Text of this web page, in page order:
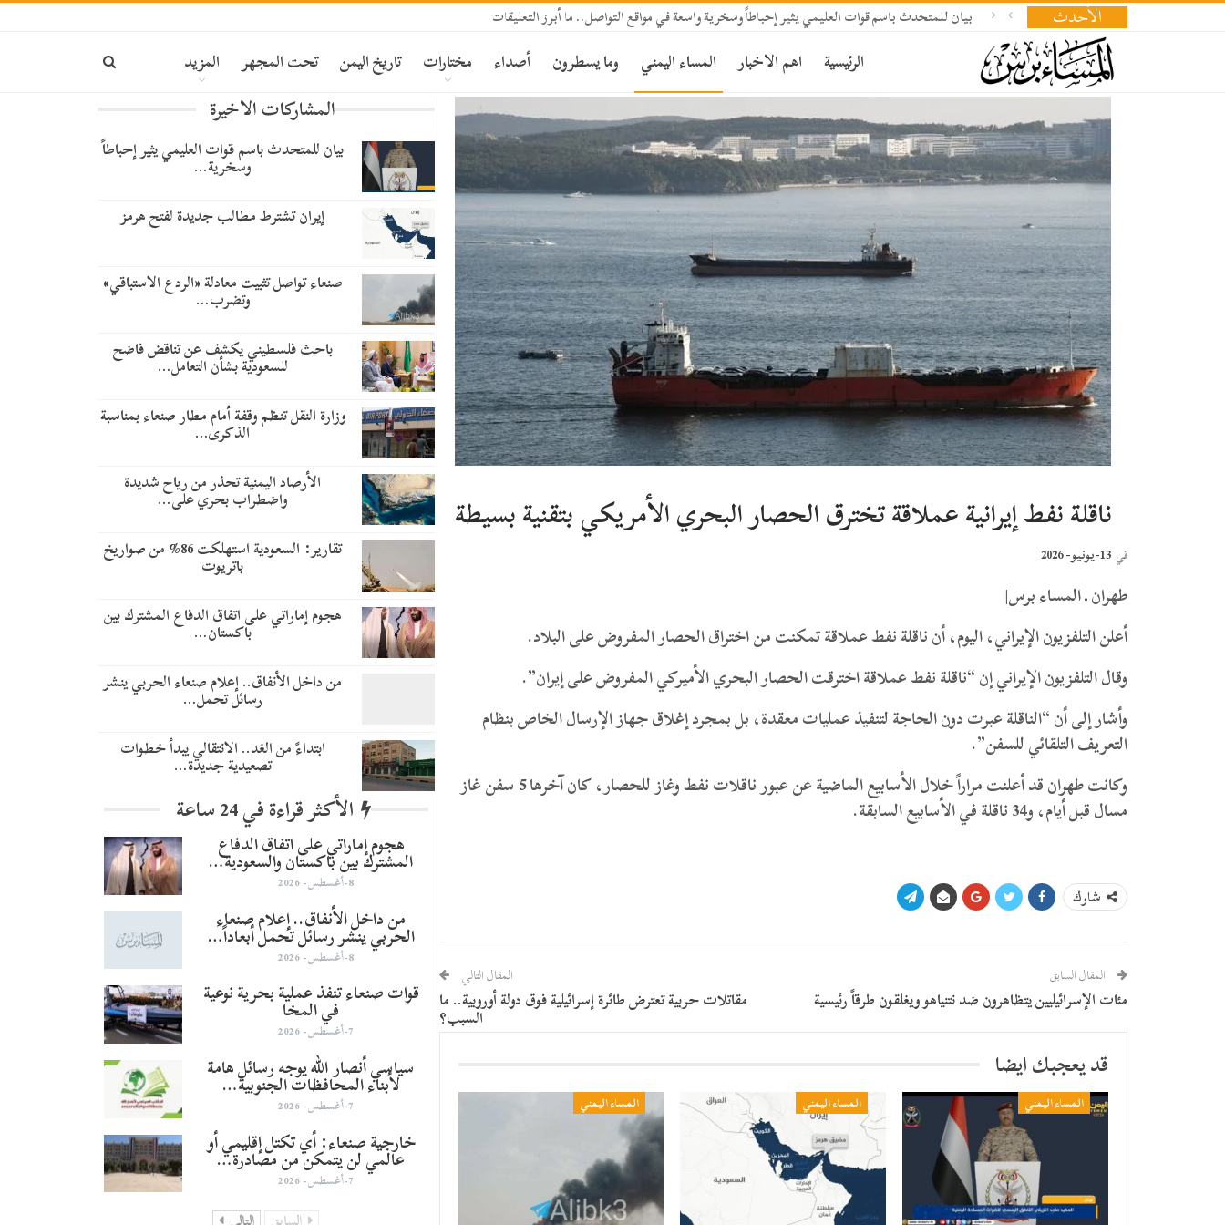
الأحدث بيان للمتحدث باسم قوات العليمي يثير إحباطاً وسخرية واسعة في مواقع التواصل.. ما أبرز التعليقات؟
الرئيسية اهم الاخبار المساء اليمني وما يسطرون أصداء مختارات تاريخ اليمن تحت المجهر المزيد
ناقلة نفط إيرانية عملاقة تخترق الحصار البحري الأمريكي بتقنية بسيطة
في 13-يونيو- 2026
طهران ـ المساء برس|
أعلن التلفزيون الإيراني، اليوم، أن ناقلة نفط عملاقة تمكنت من اختراق الحصار المفروض على البلاد.
وقال التلفزيون الإيراني إن “ناقلة نفط عملاقة اخترقت الحصار البحري الأميركي المفروض على إيران”.
وأشار إلى أن “الناقلة عبرت دون الحاجة لتنفيذ عمليات معقدة، بل بمجرد إغلاق جهاز الإرسال الخاص بنظام
التعريف التلقائي للسفن”.
وكانت طهران قد أعلنت مراراً خلال الأسابيع الماضية عن عبور ناقلات نفط وغاز للحصار، كان آخرها 5 سفن غاز
مسال قبل أيام، و34 ناقلة في الأسابيع السابقة.
شارك
المقال السابق
مئات الإسرائيليين يتظاهرون ضد نتنياهو ويغلقون طرقاً رئيسية
المقال التالي
مقاتلات حربية تعترض طائرة إسرائيلية فوق دولة أوروبية.. ما
السبب؟
قد يعجبك ايضا
المساء اليمني المساء اليمني المساء اليمني
المشاركات الاخيرة
بيان للمتحدث باسم قوات العليمي يثير إحباطاً
وسخرية…
إيران تشترط مطالب جديدة لفتح هرمز
صنعاء تواصل تثبيت معادلة «الردع الاستباقي»
وتضرب…
باحث فلسطيني يكشف عن تناقض فاضح
للسعودية بشأن التعامل…
وزارة النقل تنظم وقفة أمام مطار صنعاء بمناسبة
الذكرى…
الأرصاد اليمنية تحذر من رياح شديدة
واضطراب بحري على…
تقارير: السعودية استهلكت 86% من صواريخ
باتريوت
هجوم إماراتي على اتفاق الدفاع المشترك بين
باكستان…
من داخل الأنفاق.. إعلام صنعاء الحربي ينشر
رسائل تحمل…
​ابتداءً من الغد.. الانتقالي يبدأ خطوات
تصعيدية جديدة…
الأكثر قراءة في 24 ساعة
هجوم إماراتي على اتفاق الدفاع
المشترك بين باكستان والسعودية…
8-أغسطس- 2026
من داخل الأنفاق.. إعلام صنعاء
الحربي ينشر رسائل تحمل أبعاداً…
8-أغسطس- 2026
قوات صنعاء تنفذ عملية بحرية نوعية
في المخا
7-أغسطس- 2026
سياسي أنصار الله يوجه رسائل هامة
لأبناء المحافظات الجنوبية…
7-أغسطس- 2026
خارجية صنعاء: أي تكتل إقليمي أو
عالمي لن يتمكن من مصادرة…
7-أغسطس- 2026